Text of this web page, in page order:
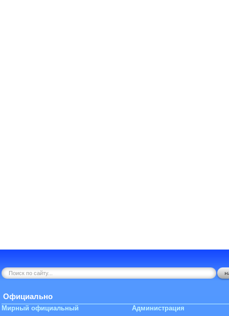
Официально
Мирный официальный Администрация